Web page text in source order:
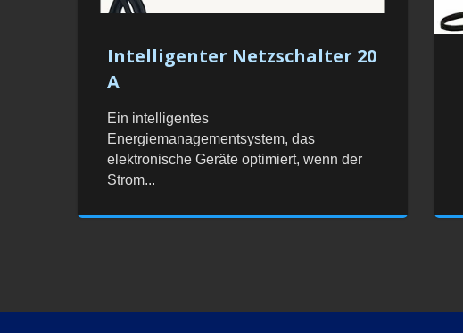
Intelligenter Netzschalter 20
A
Ein intelligentes
Energiemanagementsystem, das
elektronische Geräte optimiert, wenn der
Strom...